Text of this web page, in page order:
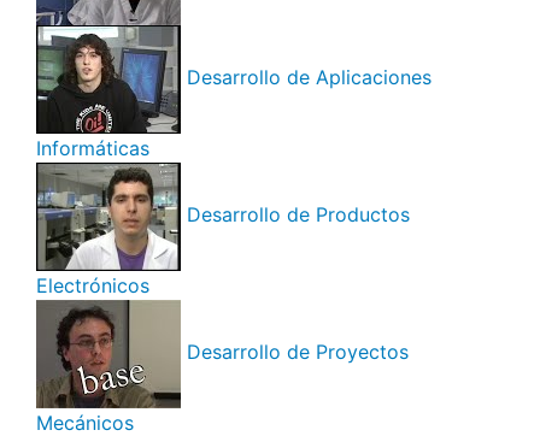
Desarrollo de Aplicaciones
Informáticas
Desarrollo de Productos
Electrónicos
Desarrollo de Proyectos
Mecánicos